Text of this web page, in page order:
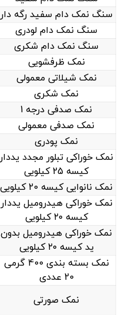
سنگ نمک دام سفید رگه دار
سنگ نمک دام لودری
سنگ نمک دام شکری
نمک ظرفشویی
نمک شیلاتی معمولی
نمک شکری
نمک صدفی درجه 1
نمک صدفی معمولی
نمک پودری
نمک خوراکی تبلور مجدد یددار
کیسه 25 کیلویی
نمک نانوایی کیسه 20 کیلویی
نمک خوراکی هیدرومیل یددار
کیسه ۲۰ کیلویی
نمک خوراکی هیدرومیل بدون
ید کیسه ۲۰ کیلویی
نمک بسته بندی 400 گرمی
20 عددی
نمک صورتی